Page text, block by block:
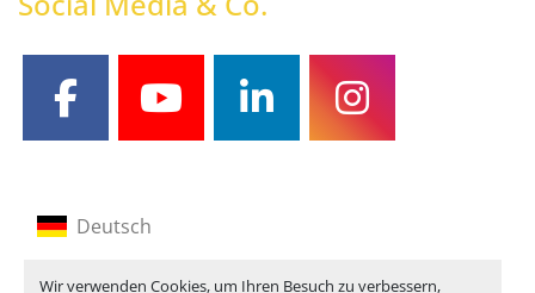
Wir verwenden Cookies, um Ihren Besuch zu verbessern,
facebookyoutubelinkedininstagram
Deutsch
Englisch